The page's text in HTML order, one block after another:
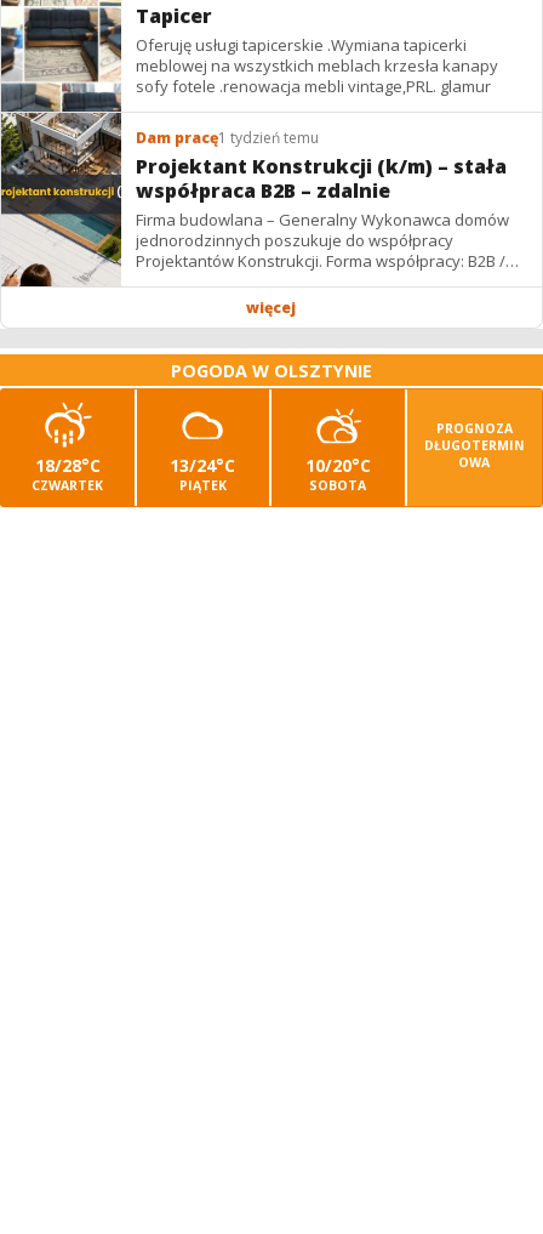
Tapicer
Oferuję usługi tapicerskie .Wymiana tapicerki
meblowej na wszystkich meblach krzesła kanapy
sofy fotele .renowacja mebli vintage,PRL. glamur
Dam pracę1 tydzień temu
Projektant Konstrukcji (k/m) – stała
współpraca B2B – zdalnie
Firma budowlana – Generalny Wykonawca domów
jednorodzinnych poszukuje do współpracy
Projektantów Konstrukcji. Forma współpracy: B2B /
podwykonawstwo – zdalnie. Wynagrodzenie: ✔
więcej
POGODA W OLSZTYNIE
18/28°C
CZWARTEK
13/24°C
PIĄTEK
10/20°C
SOBOTA
PROGNOZA
DŁUGOTERMIN
OWA